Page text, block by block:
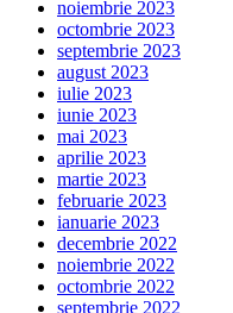
noiembrie 2023
octombrie 2023
septembrie 2023
august 2023
iulie 2023
iunie 2023
mai 2023
aprilie 2023
martie 2023
februarie 2023
ianuarie 2023
decembrie 2022
noiembrie 2022
octombrie 2022
septembrie 2022